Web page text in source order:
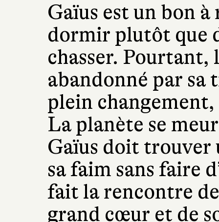
Gaïus est un bon
dormir plutôt que
chasser. Pourtant,
abandonné par sa
plein
La planète se
Gaïus doit trouver
sa faim sans faire
fait la rencontre
grand cœur et de